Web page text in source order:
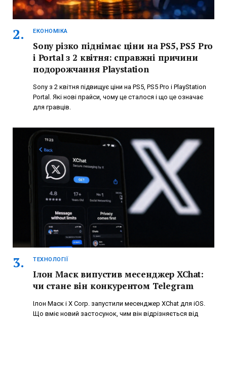
ЕКОНОМІКА
Sony різко піднімає ціни на PS5, PS5 Pro
і Portal з 2 квітня: справжні причини
подорожчання Playstation
Sony з 2 квітня підвищує ціни на PS5, PS5 Pro і PlayStation
Portal. Які нові прайси, чому це сталося і що це означає
для гравців.
ТЕХНОЛОГІЇ
Ілон Маск випустив месенджер XChat:
чи стане він конкурентом Telegram
Ілон Маск і X Corp. запустили месенджер XChat для iOS.
Що вміє новий застосунок, чим він відрізняється від